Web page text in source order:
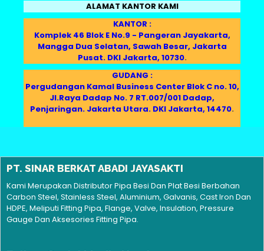
ALAMAT KANTOR KAMI
KANTOR :
Komplek 46 Blok E No.9 - Pangeran Jayakarta,
Mangga Dua Selatan, Sawah Besar, Jakarta
Pusat. DKI Jakarta, 10730.
GUDANG :
Pergudangan Kamal Business Center Blok C no. 10,
Jl.Raya Dadap No. 7 RT.007/001 Dadap,
Penjaringan. Jakarta Utara. DKI Jakarta, 14470.
PT. SINAR BERKAT ABADI JAYASAKTI
Kami Merupakan Distributor Pipa Besi Dan Plat Besi Berbahan
Carbon Steel, Stainless Steel, Aluminium, Galvanis, Cast Iron Dan
HDPE, Meliputi Fitting Pipa, Flange, Valve, Insulation, Pressure
Gauge Dan Aksesories Fitting Pipa.